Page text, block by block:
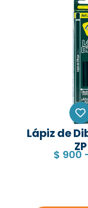
Lápiz de
$ 900